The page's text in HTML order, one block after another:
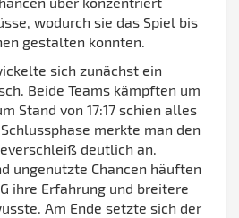
wodurch sie das Spiel bis
gestalten konnten.
sich zunächst ein
Beide Teams kämpften um
Stand von 17:17 schien alles
merkte man den
deutlich an.
ungenutzte Chancen häuften
ihre Erfahrung und breitere
Am Ende setzte sich der